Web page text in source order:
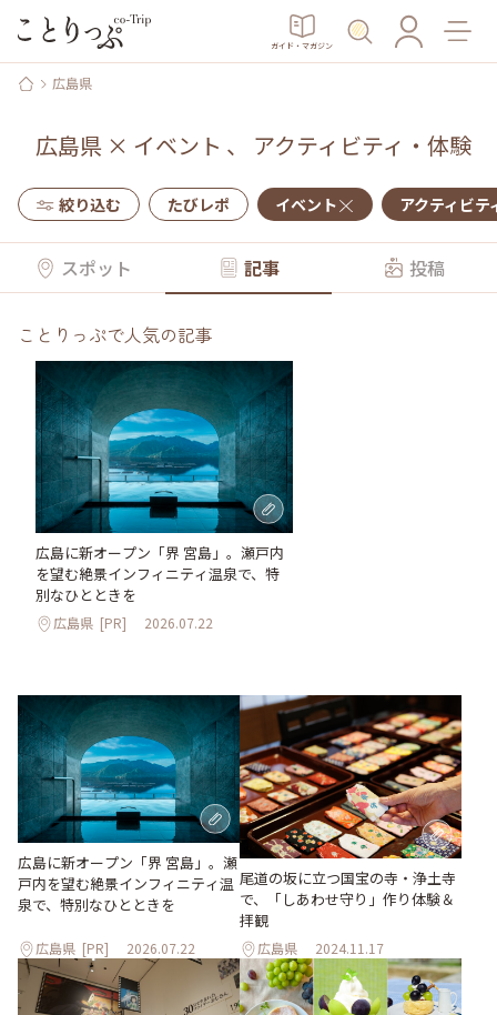
ガイド・マガジン
広島県
広島県× イベント 、 アクティビティ・体験
絞り込む たびレポ イベント アクティビテ
スポット 記事 投稿
ことりっぷで人気の記事
広島に新オープン「界 宮島」。瀬戸内
を望む絶景インフィニティ温泉で、特
別なひとときを
広島県 [PR] 2026.07.22
広島に新オープン「界 宮島」。瀬
戸内を望む絶景インフィニティ温
泉で、特別なひとときを
広島県 [PR] 2026.07.22
尾道の坂に立つ国宝の寺・浄土寺
で、「しあわせ守り」作り体験＆
拝観
広島県 2024.11.17